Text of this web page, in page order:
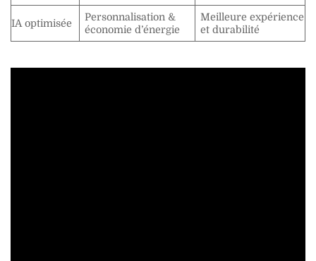
IA optimisée
Personnalisation &
économie d’énergie
Meilleure expérience
et durabilité